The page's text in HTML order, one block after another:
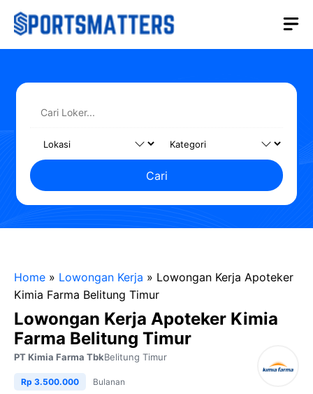
Langsung
Cari
Home » Lowongan Kerja » Lowongan Kerja Apoteker
Kimia Farma Belitung Timur
Lowongan Kerja Apoteker Kimia
Farma Belitung Timur
PT Kimia Farma TbkBelitung Timur
Rp 3.500.000 Bulanan